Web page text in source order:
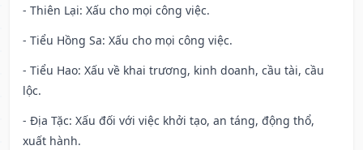
- Thiên Lại: Xấu cho mọi công việc.
- Tiểu Hồng Sa: Xấu cho mọi công việc.
- Tiểu Hao: Xấu về khai trương, kinh doanh, cầu tài, cầu
lộc.
- Địa Tặc: Xấu đối với việc khởi tạo, an táng, động thổ,
xuất hành.